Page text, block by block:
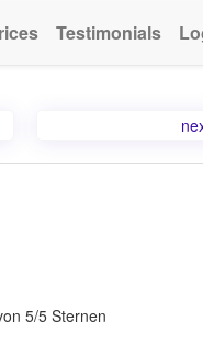
Testimonials
5/5 Sternen